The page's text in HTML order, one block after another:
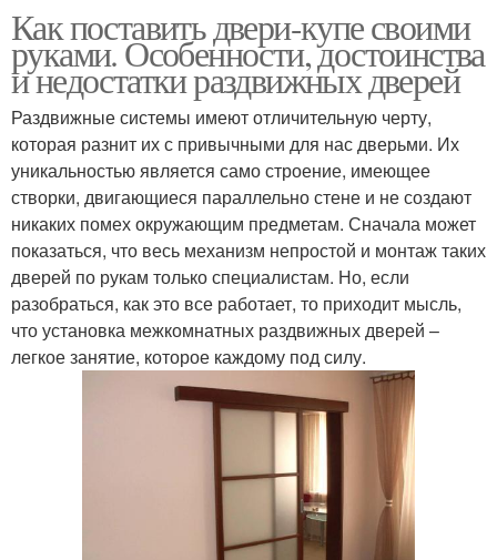
Как поставить двери-купе своими
руками. Особенности, достоинства
и недостатки раздвижных дверей
Раздвижные системы имеют отличительную черту,
которая разнит их с привычными для нас дверьми. Их
уникальностью является само строение, имеющее
створки, двигающиеся параллельно стене и не создают
никаких помех окружающим предметам. Сначала может
показаться, что весь механизм непростой и монтаж таких
дверей по рукам только специалистам. Но, если
разобраться, как это все работает, то приходит мысль,
что установка межкомнатных раздвижных дверей –
легкое занятие, которое каждому под силу.